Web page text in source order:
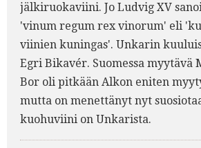
jälkiruokaviini. Jo Ludvig XV
'vinum regum rex vinorum' eli
viinien kuningas'. Unkarin
Egri Bikavér. Suomessa myytävä
Bor oli pitkään Alkon eniten
mutta on menettänyt nyt
kuohuviini on Unkarista.